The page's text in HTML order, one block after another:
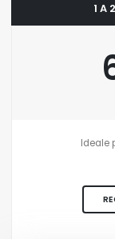
1 A
Ideale